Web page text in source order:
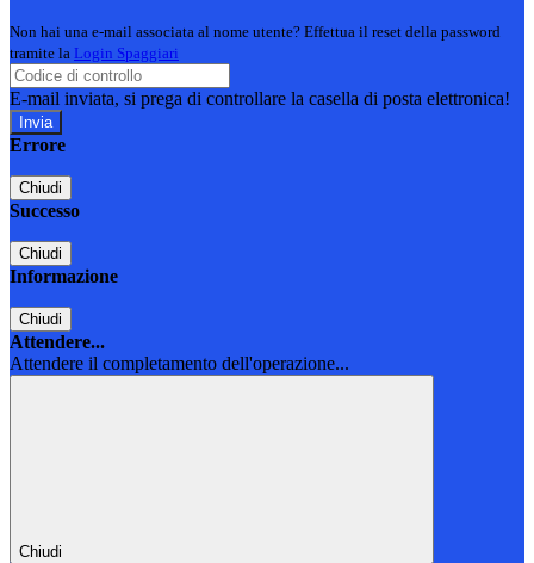
Non hai una e-mail associata al nome utente? Effettua il reset della password
tramite la Login Spaggiari
E-mail inviata, si prega di controllare la casella di posta elettronica!
Errore
Chiudi
Successo
Chiudi
Informazione
Chiudi
Attendere...
Attendere il completamento dell'operazione...
Chiudi